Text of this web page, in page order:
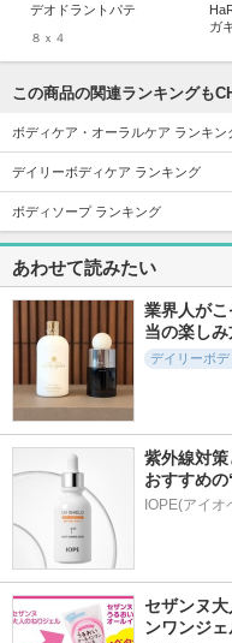
デオドラントパテ
８ｘ４
ガ
スクラブボディウォ
ッシュ ホワイトシ
LUV SCENT(ラブセン
リ
5.7
483件
ホワイトプロミス 0
2
WHiTE PROMiSE ア
この商品の関連ランキングも
ボディケア・オーラルケア ランキン
デイリーボディケア ランキング
ボディソープ ランキング
あわせて読みたい
業界人が
当の楽し
デイリーボデ
紫外線対
おすすめの
IOPE(アイオ
セザンヌ
ンワンジ